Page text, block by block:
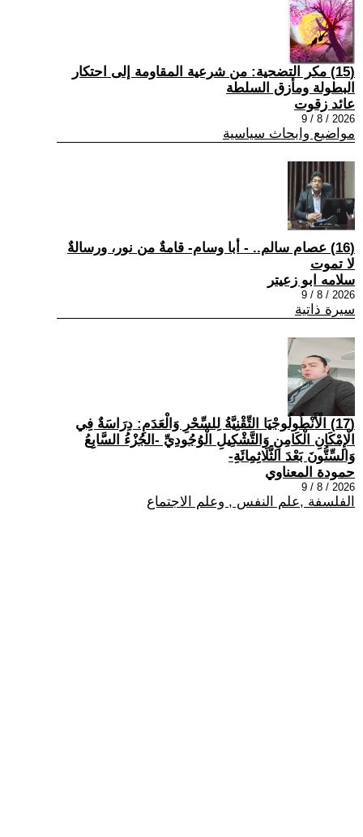
(15) مكر التضحية: من شرعية المقاومة إلى احتكار
البطولة ومأزق السلطة
عائد زقوت
2026 / 8 / 9
مواضيع وابحاث سياسية
(16) عصام سالم.. - أبا وسام- قامةٌ من نور، ورسالةٌ
لا تموت
سلامه ابو زعيتر
2026 / 8 / 9
سيرة ذاتية
(17) الْأَنْطُولُوجْيَا التِّقْنِيَّةُ لِلسِّحْرِ وَالْعَدَمِ: دِرَاسَةٌ فِي
الْإِمْكَانِ الْكَامِنِ وَالتَّشْكِيلِ الْوُجُودِيِّ -الجُزْءُ السَّابِعُ
وَالسِّتُّونَ بَعْدَ الثَّلَاثِمِائَةِ-
حمودة المعناوي
2026 / 8 / 9
الفلسفة ,علم النفس , وعلم الاجتماع